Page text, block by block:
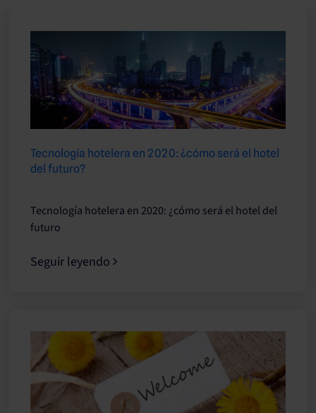
Tecnología hotelera en 2020: ¿cómo será el hotel
del futuro?
Tecnología hotelera en 2020: ¿cómo será el hotel del
futuro
Seguir leyendo